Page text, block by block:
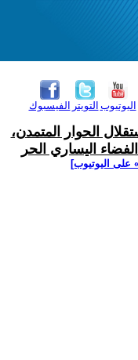
الفيسبوك التويتر اليوتيوب
الحوار المتمدن،
اليساري الحر
على اليوتيوب]